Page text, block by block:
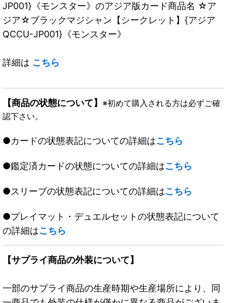
JP001}《モンスター》のアジア版カード商品名 ☆ア
ジア☆ブラックマジシャン【シークレット】{アジア
QCCU-JP001}《モンスター》
詳細は こちら
【商品の状態について】 ※初めて購入される方は必ずご確
認下さい。
●カードの状態表記についての詳細はこちら
●鑑定済カードの状態についての詳細はこちら
●スリーブの状態表記についての詳細はこちら
●プレイマット・デュエルセットの状態表記について
の詳細はこちら
【サプライ商品の外装について】
一部のサプライ商品の生産時期や生産場所により、同